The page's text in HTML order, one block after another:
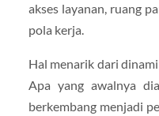
akses layanan, ruang
pola kerja.
Hal menarik dari
Apa yang awalnya
berkembang menjadi